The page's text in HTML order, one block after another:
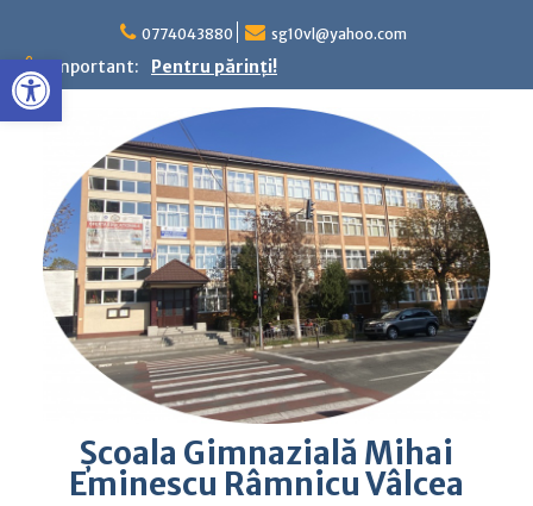
Deschide bara de unelte
content
0774043880 sg10vl@yahoo.com
Important: Pentru părinţi!
Şcoala Gimnazială Mihai
Eminescu Râmnicu Vâlcea